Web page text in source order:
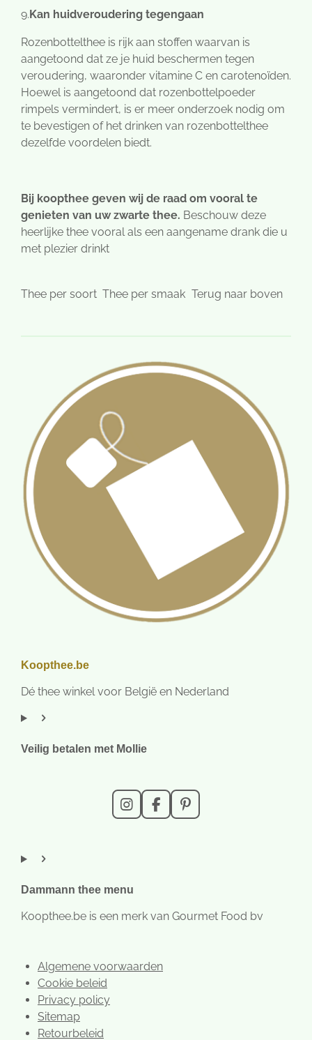
9. Kan huidveroudering tegengaan
Rozenbottelthee is rijk aan stoffen waarvan is
aangetoond dat ze je huid beschermen tegen
veroudering, waaronder vitamine C en carotenoïden.
Hoewel is aangetoond dat rozenbottelpoeder
rimpels vermindert, is er meer onderzoek nodig om
te bevestigen of het drinken van rozenbottelthee
dezelfde voordelen biedt.
Bij koopthee geven wij de raad om vooral te
genieten van uw zwarte thee. Beschouw deze
heerlijke thee vooral als een aangename drank die u
met plezier drinkt
Thee per soort Thee per smaak Terug naar boven
Koopthee.be
Dé thee winkel voor België en Nederland
Veilig betalen met Mollie
I
n
r
m
F
a
P
i
t
Dammann thee menu
Koopthee.be is een merk van Gourmet Food bv
Algemene voorwaarden
Cookie beleid
Privacy policy
Sitemap
Retourbeleid